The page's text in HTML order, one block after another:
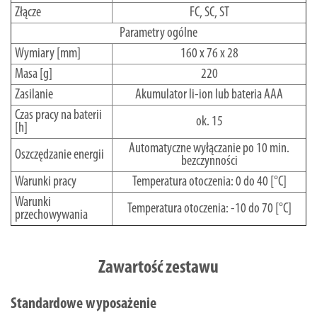
Złącze
FC, SC, ST
Parametry ogólne
Wymiary [mm]
160 x 76 x 28
Masa [g]
220
Zasilanie
Akumulator li-ion lub bateria AAA
Czas pracy na baterii
[h]
ok. 15
Oszczędzanie energii
Automatyczne wyłączanie po 10 min.
bezczynności
Warunki pracy
Temperatura otoczenia: 0 do 40 [°C]
Warunki
przechowywania
Temperatura otoczenia: -10 do 70 [°C]
Zawartość zestawu
Standardowe wyposażenie